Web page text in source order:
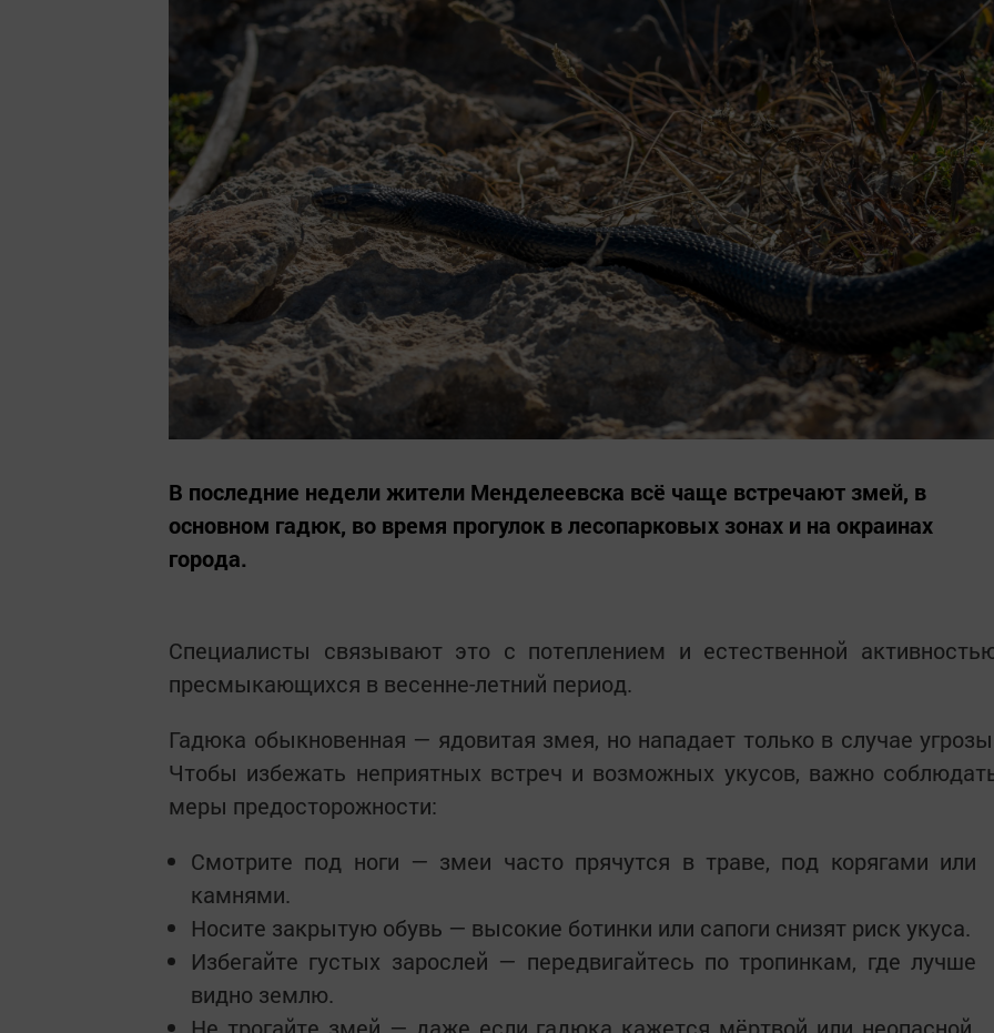
В последние недели жители Менделеевска всё чаще встречают змей, в
основном гадюк, во время прогулок в лесопарковых зонах и на окраинах
города.
Специалисты связывают это с потеплением и естественной
пресмыкающихся в весенне-летний период.
Гадюка обыкновенная — ядовитая змея, но нападает только в случае
Чтобы избежать неприятных встреч и возможных укусов, важно
меры предосторожности:
Смотрите под ноги — змеи часто прячутся в траве, под корягами или
камнями.
Носите закрытую обувь — высокие ботинки или сапоги снизят риск укуса.
Избегайте густых зарослей — передвигайтесь по тропинкам, где лучше
видно землю.
Не трогайте змей — даже если гадюка кажется мёртвой или неопасной,